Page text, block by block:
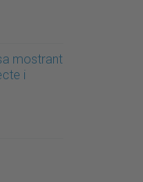
mostrant
i